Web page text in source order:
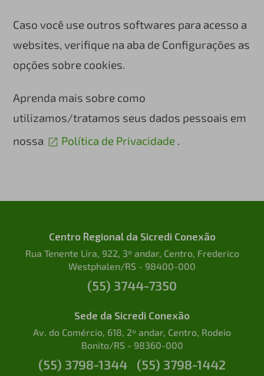
Caso você use outros softwares para acesso a
websites, verifique na aba de Configurações as
opções sobre cookies.
Aprenda mais sobre como
utilizamos/tratamos seus dados pessoais em
nossa
Política de Privacidade .
Centro Regional da Sicredi Conexão
Rua Tenente Lira, 922, 3º andar, Centro, Frederico
Westphalen/RS - 98400-000
(55) 3744-7350
Sede da Sicredi Conexão
Av. do Comércio, 618, 2º andar, Centro, Rodeio
Bonito/RS - 98360-000
(55) 3798-1344 (55) 3798-1442